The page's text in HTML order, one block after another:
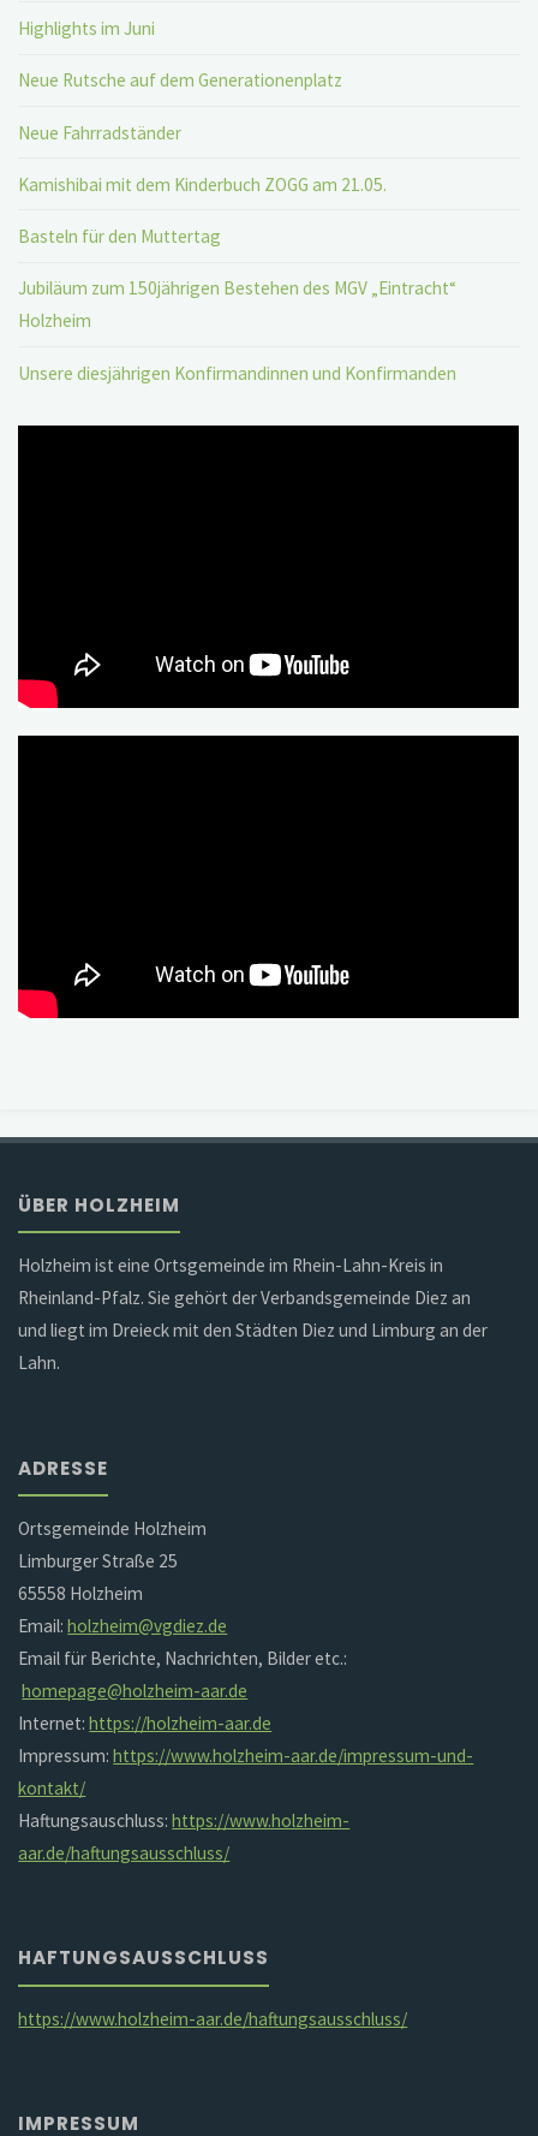
Highlights im Juni
Neue Rutsche auf dem Generationenplatz
Neue Fahrradständer
Kamishibai mit dem Kinderbuch ZOGG am 21.05.
Basteln für den Muttertag
Jubiläum zum 150jährigen Bestehen des MGV „Eintracht“
Holzheim
Unsere diesjährigen Konfirmandinnen und Konfirmanden
ÜBER HOLZHEIM
Holzheim ist eine Ortsgemeinde im Rhein-Lahn-Kreis in
Rheinland-Pfalz. Sie gehört der Verbandsgemeinde Diez an
und liegt im Dreieck mit den Städten Diez und Limburg an der
Lahn.
ADRESSE
Ortsgemeinde Holzheim
Limburger Straße 25
65558 Holzheim
Email:holzheim@vgdiez.de
Email für Berichte, Nachrichten, Bilder etc.:
homepage@holzheim-aar.de
Internet:https://holzheim-aar.de
Impressum:https://www.holzheim-aar.de/impressum-und-
kontakt/
Haftungsauschluss:https://www.holzheim-
aar.de/haftungsausschluss/
HAFTUNGSAUSSCHLUSS
https://www.holzheim-aar.de/haftungsausschluss/
IMPRESSUM